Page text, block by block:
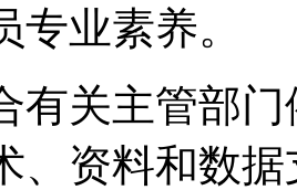
专业素养。
有关主管部
、资料和数